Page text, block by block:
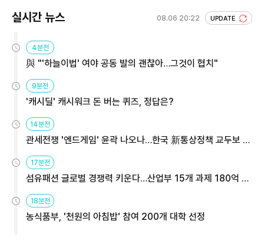
실시간 뉴스 08.06 20:22 UPDATE
4분전
與 "'하늘이법' 여야 공동 발의 괜찮아…그것이 협치"
9분전
'캐시딜' 캐시워크 돈 버는 퀴즈, 정답은?
14분전
관세전쟁 '엔드게임' 윤곽 나오나…한국 新통상정책 교두보 활
17분전
섬유패션 글로벌 경쟁력 키운다…산업부 15개 과제 180억 지
18분전
농식품부, '천원의 아침밥' 참여 200개 대학 선정